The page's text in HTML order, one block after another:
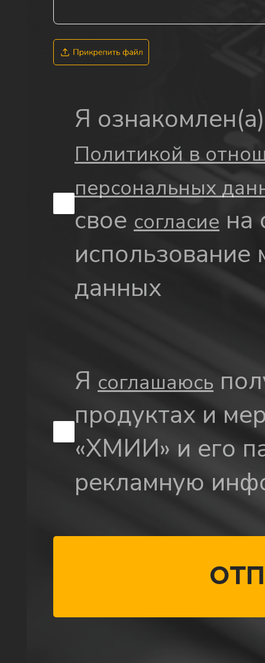
Я
Политикой в
персональных
свое согласиена
данных
Я соглашаюсь
продуктах и
«ХМИИ» и его
рекламную